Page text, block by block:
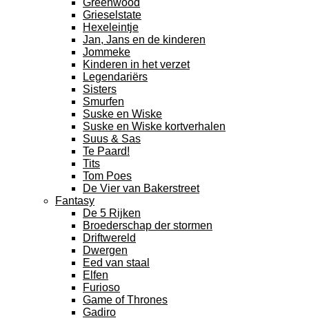
Greenwood
Grieselstate
Hexeleintje
Jan, Jans en de kinderen
Jommeke
Kinderen in het verzet
Legendariërs
Sisters
Smurfen
Suske en Wiske
Suske en Wiske kortverhalen
Suus & Sas
Te Paard!
Tits
Tom Poes
De Vier van Bakerstreet
Fantasy
De 5 Rijken
Broederschap der stormen
Driftwereld
Dwergen
Eed van staal
Elfen
Furioso
Game of Thrones
Gadiro